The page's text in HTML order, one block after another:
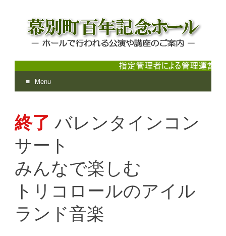
幕別町百年記念ホール
ホールで行われる公演や講座のご案内
Menu
content
終了バレンタインコン
サート
みんなで楽しむ
トリコロールのアイル
ランド音楽